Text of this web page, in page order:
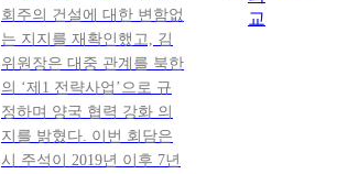
회주의 건설에 대한 변함없
는 지지를 재확인했고, 김
위원장은 대중 관계를 북한
의 ‘제1 전략사업’으로 규
정하며 양국 협력 강화 의
지를 밝혔다. 이번 회담은
시 주석이 2019년 이후 7년
교